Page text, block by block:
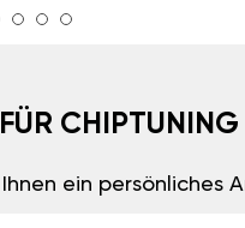
CHIPTUNING
ein persönliches